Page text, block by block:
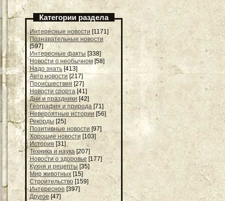
Категории раздела
Интересные новости [1171]
Познавательные новости
[597]
Интересные факты [338]
Новости о необычном [58]
Надо знать [413]
Авто новости [217]
Происшествия [27]
Новости спорта [41]
Дни и праздники [42]
География и природа [71]
Невероятные истории [56]
Рекорды [25]
Позитивные новости [97]
Хорошие новости [103]
История [31]
Техника и наука [207]
Новости о здоровье [177]
Кухня и рецепты [35]
Мир животных [15]
Строительство [159]
Интересное [397]
Другое [47]